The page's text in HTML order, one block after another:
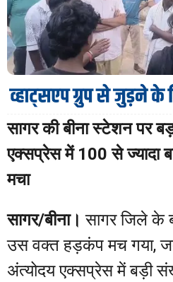
सागर की बीना स्टेशन पर
एक्सप्रेस में 100 से ज्यादा
मचा
सागर/बीना। सागर जिले के
उस वक्त हड़कंप मच गया,
अंत्योदय एक्सप्रेस में बड़ी